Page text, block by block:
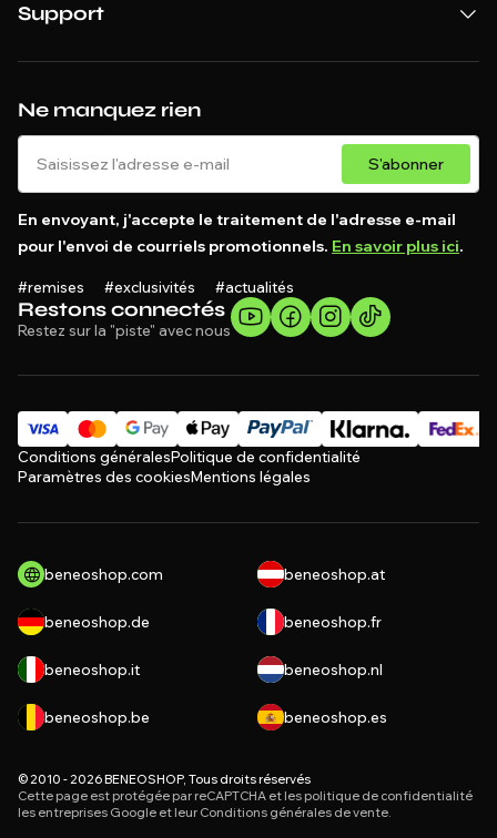
Restons connectés
Restez sur la "piste" avec nous
Ne manquez rien
S'abonner
En envoyant, j'accepte le traitement de l'adresse e-mail
pour l'envoi de courriels promotionnels. En savoir plus ici.
#remises #exclusivités #actualités
Support
Conditions généralesPolitique de confidentialité
Paramètres des cookiesMentions légales
beneoshop.com beneoshop.at
beneoshop.de beneoshop.fr
beneoshop.it beneoshop.nl
beneoshop.be beneoshop.es
© 2010 - 2026 BENEOSHOP, Tous droits réservés
Cette page est protégée par reCAPTCHA et les politique de confidentialité
les entreprises Google et leur Conditions générales de vente.